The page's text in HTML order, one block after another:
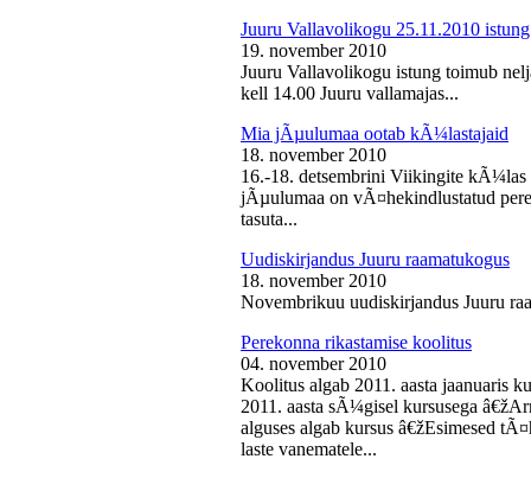
Juuru Vallavolikogu 25.11.2010 istung
19. november 2010
Juuru Vallavolikogu istung toimub
kell 14.00 Juuru vallamajas...
Mia jÃµulumaa ootab kÃ¼lastajaid
18. november 2010
16.-18. detsembrini Viikingite
jÃµulumaa on vÃ¤hekindlustatud
tasuta...
Uudiskirjandus Juuru raamatukogus
18. november 2010
Novembrikuu uudiskirjandus Juuru
Perekonna rikastamise koolitus
04. november 2010
Koolitus algab 2011. aasta jaanuaris
2011. aasta sÃ¼gisel kursusega
alguses algab kursus â€žEsimesed
laste vanematele...